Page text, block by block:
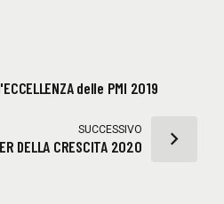
delle PMI 2019
SUCCESSIVO
DELLA CRESCITA 2020